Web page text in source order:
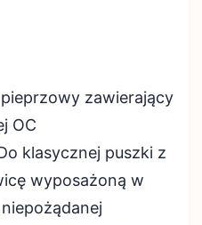
zawierający
OC
klasycznej puszki z
wyposażoną w